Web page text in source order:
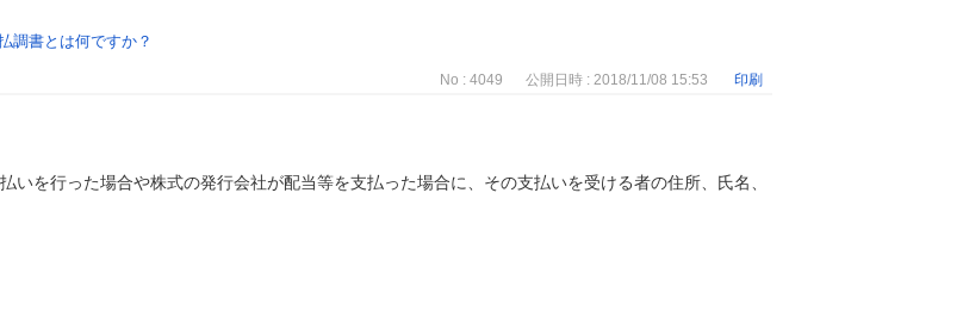
調書とは何ですか？
No : 4049 公開日時 : 2018/11/08 15:53 印刷
いを行った場合や株式の発行会社が配当等を支払った場合に、その支払いを受ける者の住所、氏名、